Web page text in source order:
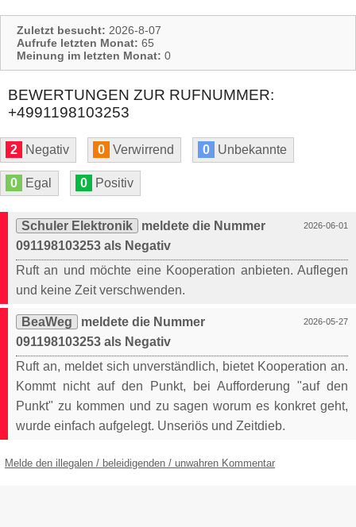
Zuletzt besucht: 2026-8-07
Aufrufe letzten Monat: 65
Meinung im letzten Monat: 0
BEWERTUNGEN ZUR RUFNUMMER:
+4991198103253
2 Negativ 0 Verwirrend 0 Unbekannte
0 Egal 0 Positiv
2026-06-01
Schuler Elektronik
meldete die Nummer
091198103253 als Negativ
Ruft an und möchte eine Kooperation anbieten. Auflegen
und keine Zeit verschwenden.
2026-05-27
BeaWeg
meldete die Nummer
091198103253 als Negativ
Ruft an, meldet sich unverständlich, bietet Kooperation an.
Kommt nicht auf den Punkt, bei Aufforderung "auf den
Punkt" zu kommen und zu sagen worum es konkret geht,
wurde einfach aufgelegt. Unseriös und Zeitdieb.
Melde den illegalen / beleidigenden / unwahren Kommentar